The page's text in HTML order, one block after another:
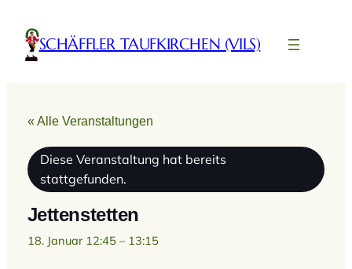
SCHÄFFLER TAUFKIRCHEN (VILS)
« Alle Veranstaltungen
Diese Veranstaltung hat bereits
stattgefunden.
Jettenstetten
18. Januar 12:45 – 13:15